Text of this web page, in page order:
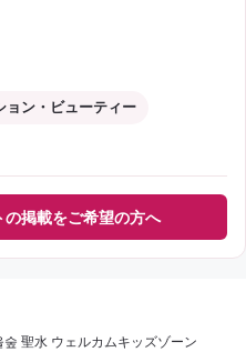
ョン・ビューティー
掲載をご希望の方へ
聖水 ウェルカムキッズゾーン